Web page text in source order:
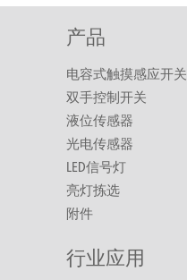
产品
电容式触摸感应开关
双手控制开关
液位传感器
光电传感器
LED信号灯
亮灯拣选
附件
行业应用